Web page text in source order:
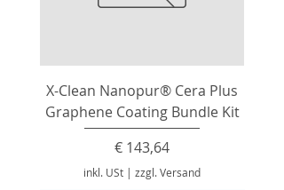
X-Clean Nanopur® Cera Plus
Graphene Coating Bundle Kit
Preis
€ 143,64
inkl. USt | zzgl. Versand